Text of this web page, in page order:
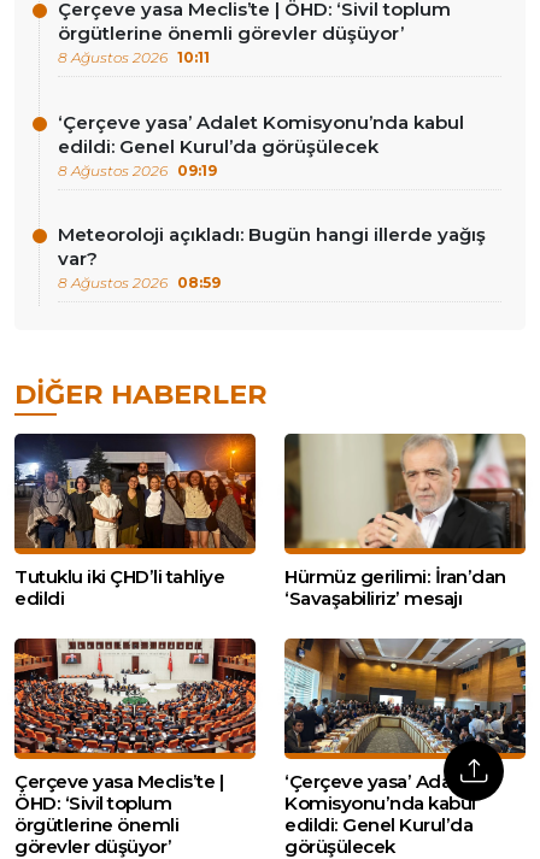
Çerçeve yasa Meclis’te | ÖHD: ‘Sivil toplum
örgütlerine önemli görevler düşüyor’
8 Ağustos 2026 10:11
‘Çerçeve yasa’ Adalet Komisyonu’nda kabul
edildi: Genel Kurul’da görüşülecek
8 Ağustos 2026 09:19
Meteoroloji açıkladı: Bugün hangi illerde yağış
var?
8 Ağustos 2026 08:59
DIĞER HABERLER
Tutuklu iki ÇHD’li tahliye
edildi
Hürmüz gerilimi: İran’dan
‘Savaşabiliriz’ mesajı
Çerçeve yasa Meclis’te |
ÖHD: ‘Sivil toplum
örgütlerine önemli
görevler düşüyor’
‘Çerçeve yasa’ Adalet
Komisyonu’nda kabul
edildi: Genel Kurul’da
görüşülecek